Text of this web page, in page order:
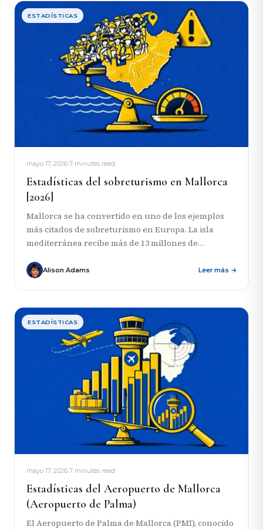
ESTADÍSTICAS
mayo 17, 2026·7 minutes read
Estadísticas del sobreturismo en Mallorca
[2026]
Mallorca se ha convertido en uno de los ejemplos
más citados de sobreturismo en Europa. La isla
mediterránea recibe más de 13 millones de
Alison Adams Leer más →
ESTADÍSTICAS
mayo 17, 2026·7 minutes read
Estadísticas del Aeropuerto de Mallorca
(Aeropuerto de Palma)
El Aeropuerto de Palma de Mallorca (PMI), conocido